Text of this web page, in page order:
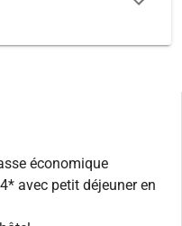
économique
avec petit déjeuner en